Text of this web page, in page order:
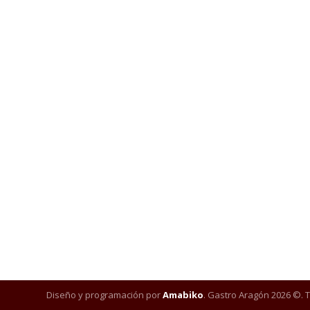
Diseño y programación porAmabiko. Gastro Aragón 2026 ©.